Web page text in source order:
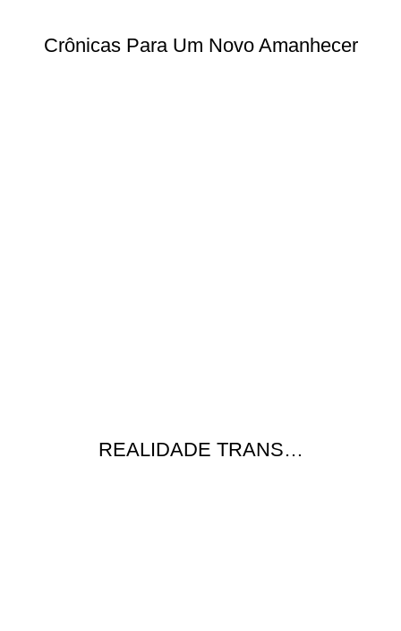
Crônicas Para Um Novo Amanhecer
REALIDADE TRANS…